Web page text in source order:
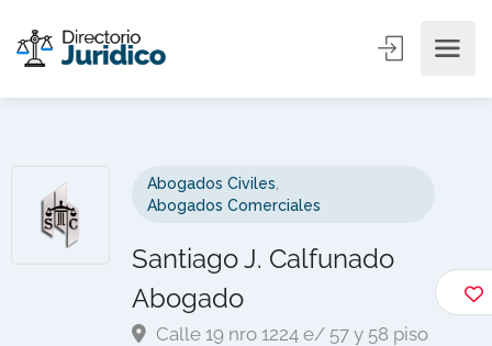
Abogados Civiles
Abogados Comerciales
Santiago J. Calfunado
Abogado
Calle 19 nro 1224 e/ 57 y 58 piso